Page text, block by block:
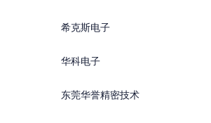
希克斯电子
华科电子
东莞华誉精密技术